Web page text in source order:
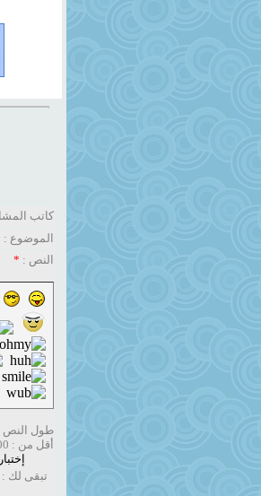
كاتب
الموضوع :
النص : *
طول النص
أقل من : 30000 حرف
تبقى لك :